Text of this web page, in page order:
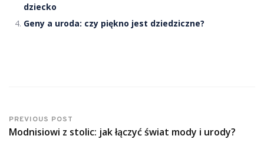
dziecko
Geny a uroda: czy piękno jest dziedziczne?
PREVIOUS POST
Modnisiowi z stolic: jak łączyć świat mody i urody?